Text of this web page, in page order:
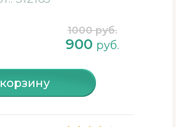
1000 руб.
900 руб.